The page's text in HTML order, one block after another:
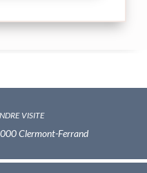
visite
Clermont-Ferrand